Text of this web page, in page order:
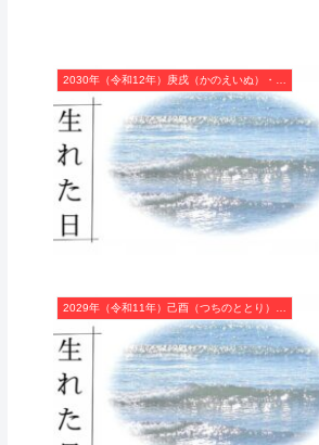
2029年（令和11年）己酉（つちのととり）・酉年（とり年）カレンダー（月曜はじまり）